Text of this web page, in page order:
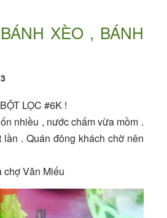
XÈO , BÁNH
LỌC #6K !
nhiều , nước chấm vừa mồm .
. Quán đông khách chờ nên
chợ Văn Miếu